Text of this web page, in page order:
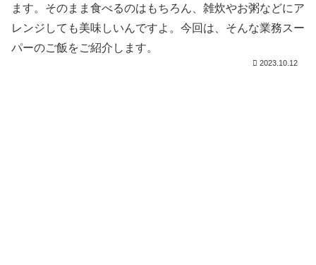
ます。そのまま食べるのはもちろん、雑炊やお粥などにア
レンジしても美味しいんですよ。今回は、そんな業務スー
パーのご飯をご紹介します。
2023.10.12